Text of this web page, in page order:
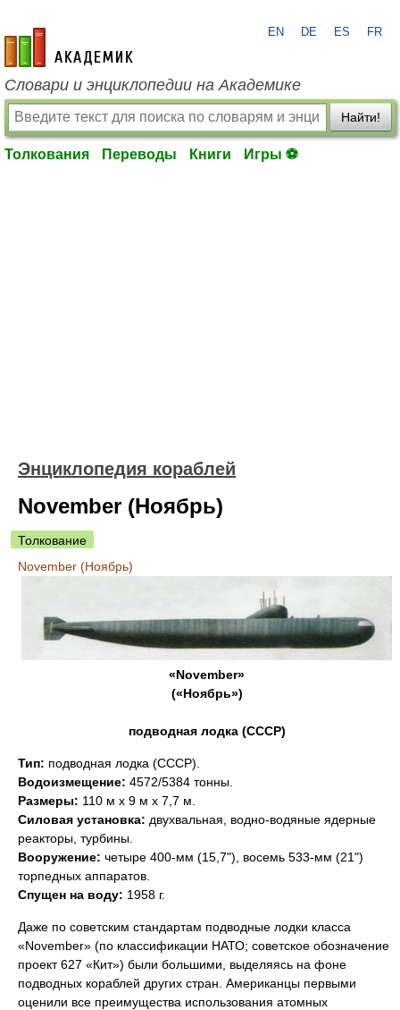
academic.ru
EN DE ES FR
Словари и энциклопедии на Академике
Найти!
Толкования Переводы Книги Игры ⚽
Энциклопедия кораблей
November (Ноябрь)
Толкование
November (Ноябрь)
«November»
(«Ноябрь»)
подводная лодка (СССР)
Тип: подводная лодка (СССР).
Водоизмещение: 4572/5384 тонны.
Размеры: 110 м х 9 м х 7,7 м.
Силовая установка: двухвальная, водно-водяные ядерные
реакторы, турбины.
Вооружение: четыре 400-мм (15,7"), восемь 533-мм (21")
торпедных аппаратов.
Спущен на воду: 1958 г.
Даже по советским стандартам подводные лодки класса
«November» (по классификации НАТО; советское обозначение 
проект 627 «Кит») были большими, выделяясь на фоне
подводных кораблей других стран. Американцы первыми
оценили все преимущества использования атомных